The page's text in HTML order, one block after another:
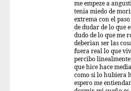
me empeze a
tenia miedo de
extrema con el
de dudar de lo que
dudo de lo que me
deberian ser las
fuera real lo que
percibo
que hice hace
como si lo hubiera
espero me